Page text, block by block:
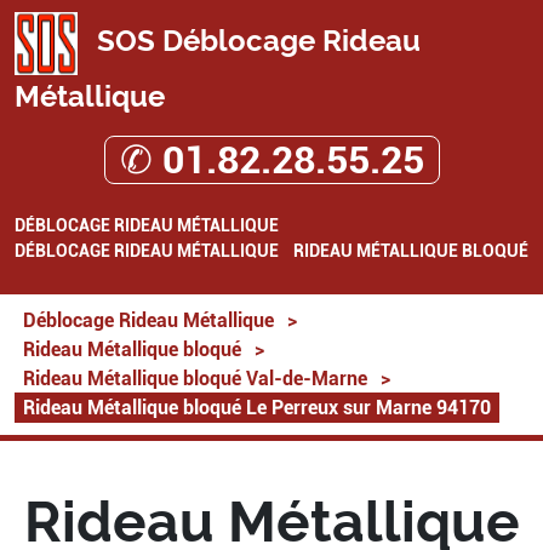
SOS Déblocage Rideau
Métallique
✆ 01.82.28.55.25
DÉBLOCAGE RIDEAU MÉTALLIQUE
DÉBLOCAGE RIDEAU MÉTALLIQUE
RIDEAU MÉTALLIQUE BLOQUÉ
Déblocage Rideau Métallique
>
Rideau Métallique bloqué
>
Rideau Métallique bloqué Val-de-Marne
>
Rideau Métallique bloqué Le Perreux sur Marne 94170
Rideau Métallique